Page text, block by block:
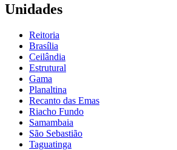
Unidades
Reitoria
Brasília
Ceilândia
Estrutural
Gama
Planaltina
Recanto das Emas
Riacho Fundo
Samambaia
São Sebastião
Taguatinga